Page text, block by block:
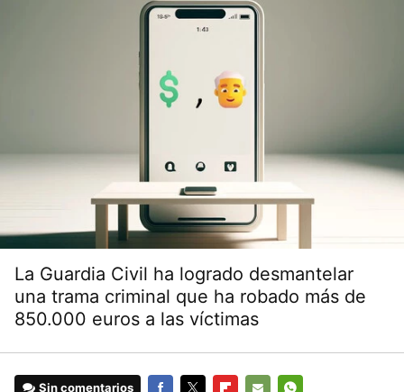
La Guardia Civil ha logrado desmantelar
una trama criminal que ha robado más de
850.000 euros a las víctimas
Sin comentarios